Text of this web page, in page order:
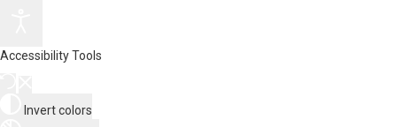
Accessibility Tools
Invert colors